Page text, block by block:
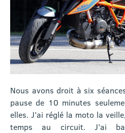
Nous avons droit à six
pause de 10 minutes
elles. J’ai réglé la moto la
temps au circuit. J’ai